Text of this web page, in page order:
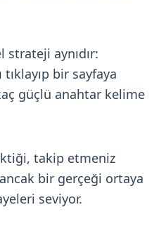
strateji aynıdır:
bir sayfaya
güçlü anahtar kelime
takip etmeniz
bir gerçeği ortaya
seviyor.